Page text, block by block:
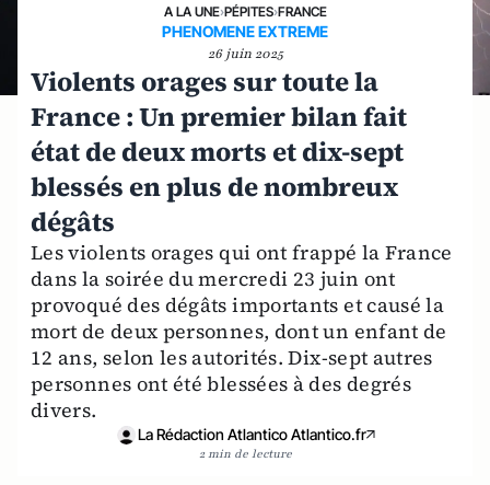
A LA UNE›PÉPITES›FRANCE
PHENOMENE EXTREME
26 juin 2025
Violents orages sur toute la
France : Un premier bilan fait
état de deux morts et dix-sept
blessés en plus de nombreux
dégâts
Les violents orages qui ont frappé la France
dans la soirée du mercredi 23 juin ont
provoqué des dégâts importants et causé la
mort de deux personnes, dont un enfant de
12 ans, selon les autorités. Dix-sept autres
personnes ont été blessées à des degrés
divers.
La Rédaction Atlantico Atlantico.fr
2 min de lecture